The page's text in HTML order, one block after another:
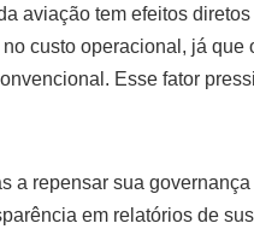
aviação tem efeitos
custo operacional, já que
Esse fator
a repensar sua
em relatórios de